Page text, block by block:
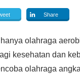
Share
olahraga
kesehatan dan
olahraga